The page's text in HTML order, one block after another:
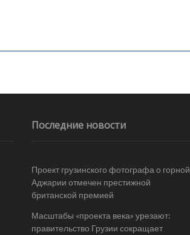
Последние новости
Проект грузинского фотографа о горной
Аджарии отмечен престижной
британской премией
Масштабы «проекта века» урезают:
правительство Грузии сокращает